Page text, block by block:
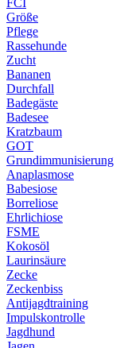
FCI
Größe
Pflege
Rassehunde
Zucht
Bananen
Durchfall
Badegäste
Badesee
Kratzbaum
GOT
Grundimmunisierung
Anaplasmose
Babesiose
Borreliose
Ehrlichiose
FSME
Kokosöl
Laurinsäure
Zecke
Zeckenbiss
Antijagdtraining
Impulskontrolle
Jagdhund